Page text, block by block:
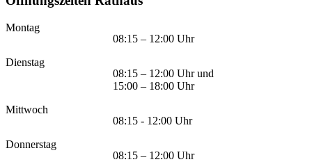
Montag
08:15 – 12:00 Uhr
Dienstag
08:15 – 12:00 Uhr und
15:00 – 18:00 Uhr
Mittwoch
08:15 - 12:00 Uhr
Donnerstag
08:15 – 12:00 Uhr